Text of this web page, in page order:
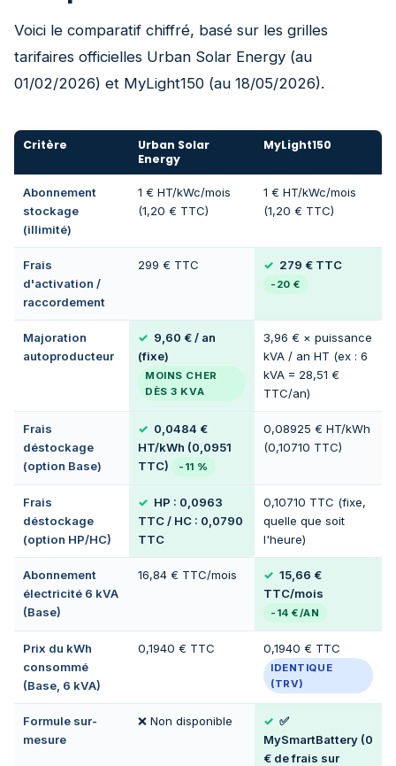
Voici le comparatif chiffré, basé sur les grilles
tarifaires officielles Urban Solar Energy (au
01/02/2026) et MyLight150 (au 18/05/2026).
Critère
Urban Solar
Energy
MyLight150
Abonnement
stockage
(illimité)
1 € HT/kWc/mois
(1,20 € TTC)
1 € HT/kWc/mois
(1,20 € TTC)
Frais
d'activation /
raccordement
299 € TTC 279 € TTC
-20 €
Majoration
autoproducteur
9,60 € / an
(fixe)
MOINS CHER
DÈS 3 KVA
3,96 € × puissance
kVA / an HT (ex : 6
kVA = 28,51 €
TTC/an)
Frais
déstockage
(option Base)
0,0484 €
HT/kWh (0,0951
TTC)
-11 %
0,08925 € HT/kWh
(0,10710 TTC)
Frais
déstockage
(option HP/HC)
HP : 0,0963
TTC / HC : 0,0790
TTC
0,10710 TTC (fixe,
quelle que soit
l'heure)
Abonnement
électricité 6 kVA
(Base)
16,84 € TTC/mois
15,66 €
TTC/mois
-14 €/AN
Prix du kWh
consommé
(Base, 6 kVA)
0,1940 € TTC 0,1940 € TTC
IDENTIQUE
(TRV)
Formule sur-
mesure
❌ Non disponible
✅
MySmartBattery (0
€ de frais sur